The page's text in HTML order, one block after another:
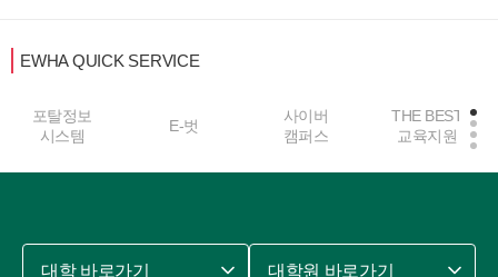
EWHA QUICK SERVICE
포탈정보
시스템
E-벗
사이버
캠퍼스
THE BEST
교육지원
대학 바로가기 대학원 바로가기